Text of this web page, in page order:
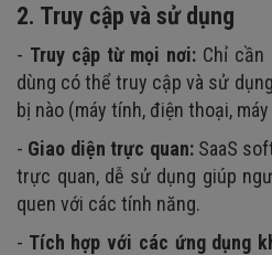
2. Truy cập và sử dụng
- Truy cập từ mọi nơi: Chỉ cần
dùng có thể truy cập và sử
bị nào (máy tính, điện thoại,
- Giao diện trực quan: SaaS
trực quan, dễ sử dụng giúp
quen với các tính năng.
- Tích hợp với các ứng dụng